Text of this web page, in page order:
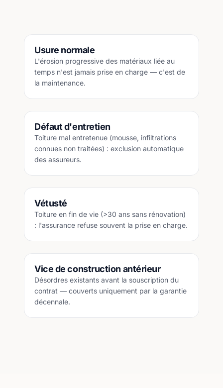
Usure normale
L'érosion progressive des matériaux liée au
temps n'est jamais prise en charge — c'est de
la maintenance.
Défaut d'entretien
Toiture mal entretenue (mousse, infiltrations
connues non traitées) : exclusion automatique
des assureurs.
Vétusté
Toiture en fin de vie (>30 ans sans rénovation)
: l'assurance refuse souvent la prise en charge.
Vice de construction antérieur
Désordres existants avant la souscription du
contrat — couverts uniquement par la garantie
décennale.